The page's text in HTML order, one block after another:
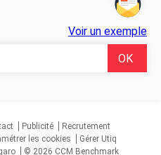
Voir un exemple
Publicité
Recrutement
les cookies
Gérer Utiq
© 2026 CCM Benchmark